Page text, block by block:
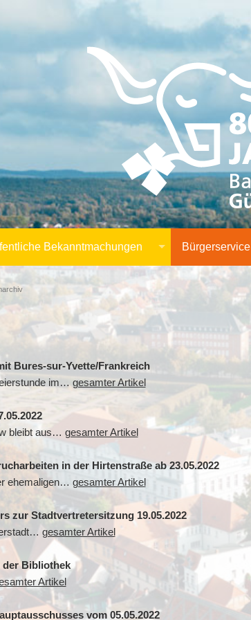
Bekanntmachungen Bürgerservice
Bures-sur-Yvette/Frankreich
im… gesamter Artikel
bleibt aus… gesamter Artikel
in der Hirtenstraße ab 23.05.2022
ehemaligen… gesamter Artikel
zur Stadtvertretersitzung 19.05.2022
gesamter Artikel
Bibliothek
Artikel
vom 05.05.2022